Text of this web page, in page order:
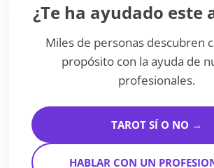
¿Te ha ayudado este
Miles de personas descubren
propósito con la ayuda de
profesionales.
TAROT SÍ O NO →
HABLAR CON UN